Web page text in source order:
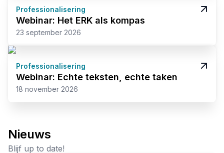
Professionalisering
Webinar: Het ERK als kompas
23 september 2026
Professionalisering
Webinar: Echte teksten, echte taken
18 november 2026
Nieuws
Blijf up to date!